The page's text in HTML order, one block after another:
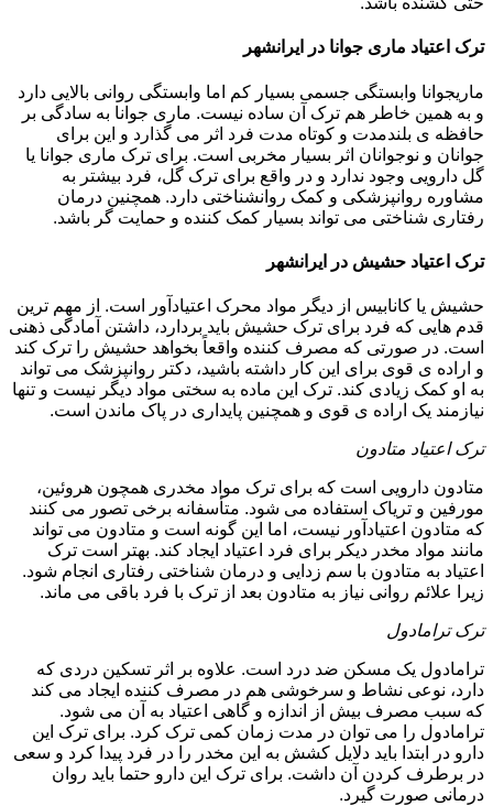
ترک اعتیاد ماری جوانا در ایرانشهر
ماریجوانا وابستگی جسمی بسیار کم اما وابستگی روانی بالایی دارد
و به همین خاطر هم ترک آن ساده نیست. ماری جوانا به سادگی بر
حافظه ی بلندمدت و کوتاه مدت فرد اثر می گذارد و این برای
جوانان و نوجوانان اثر بسیار مخربی است. برای ترک ماری جوانا یا
گل دارویی وجود ندارد و در واقع برای ترک گل، فرد بیشتر به
مشاوره روانپزشکی و کمک روانشناختی دارد. همچنین درمان
رفتاری شناختی می تواند بسیار کمک کننده و حمایت گر باشد.
ترک اعتیاد حشیش در ایرانشهر
حشیش یا کانابیس از دیگر مواد محرک اعتیادآور است. از مهم ترین
قدم هایی که فرد برای ترک حشیش باید بردارد، داشتن آمادگی ذهنی
است. در صورتی که مصرف کننده واقعاً بخواهد حشیش را ترک کند
و اراده ی قوی برای این کار داشته باشید، دکتر روانپزشک می تواند
به او کمک زیادی کند. ترک این ماده به سختی مواد دیگر نیست و تنها
نیازمند یک اراده ی قوی و همچنین پایداری در پاک ماندن است.
ترک اعتیاد متادون
متادون دارویی است که برای ترک مواد مخدری همچون هروئین،
مورفین و تریاک استفاده می شود. متأسفانه برخی تصور می کنند
که متادون اعتیادآور نیست، اما این گونه است و متادون می تواند
مانند مواد مخدر دیکر برای فرد اعتیاد ایجاد کند. بهتر است ترک
اعتیاد به متادون با سم زدایی و درمان شناختی رفتاری انجام شود.
زیرا علائم روانی نیاز به متادون بعد از ترک با فرد باقی می ماند.
ترک ترامادول
ترامادول یک مسکن ضد درد است. علاوه بر اثر تسکین دردی که
دارد، نوعی نشاط و سرخوشی هم در مصرف کننده ایجاد می کند
که سبب مصرف بیش از اندازه و گاهی اعتیاد به آن می شود.
ترامادول را می توان در مدت زمان کمی ترک کرد. برای ترک این
دارو در ابتدا باید دلایل کشش به این مخدر را در فرد پیدا کرد و سعی
در برطرف کردن آن داشت. برای ترک این دارو حتما باید روان
درمانی صورت گیرد.